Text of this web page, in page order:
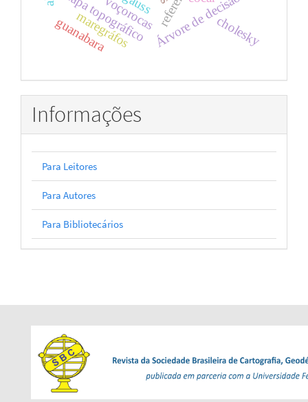
voçorocasÁrvore de decisão
mapa topográfico
maregráfos cholesky
guanabara
Informações
Para Leitores
Para Autores
Para Bibliotecários